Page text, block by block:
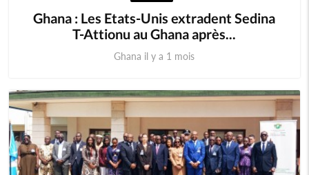
Ghana : Les Etats-Unis extradent Sedina
T-Attionu au Ghana après...
Ghana il y a 1 mois